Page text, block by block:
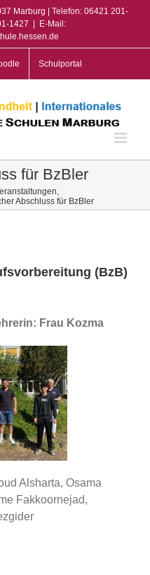
Marburg | Telefon: 06421 201-
1427
E-Mail:
Schulportal
für BzBler
,
Abschluss für BzBler
(BzB)
Frau Kozma
Alsharta, Osama
Fakkoornejad,